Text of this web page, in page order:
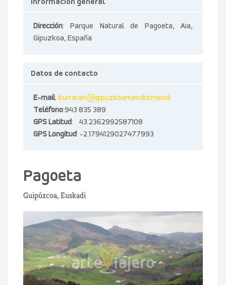
Información general
Dirección: Parque Natural de Pagoeta, Aia,
Gipuzkoa, España
Datos de contacto
E-mail: iturraran@gipuzkoamendizmendi
Teléfono:943 835 389
GPS Latitud: 43.2362992587108
GPS Longitud: -2.1794129027477993
Pagoeta
Guipúzcoa, Euskadi